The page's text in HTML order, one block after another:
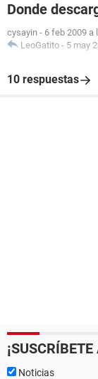
Donde
cysayin - 6 feb 2009 a
LeoGatito - 5 may
10 respuestas
Noticias